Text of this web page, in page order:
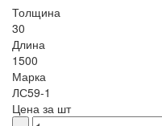
Толщина
30
Длина
1500
Марка
ЛС59-1
Цена за шт